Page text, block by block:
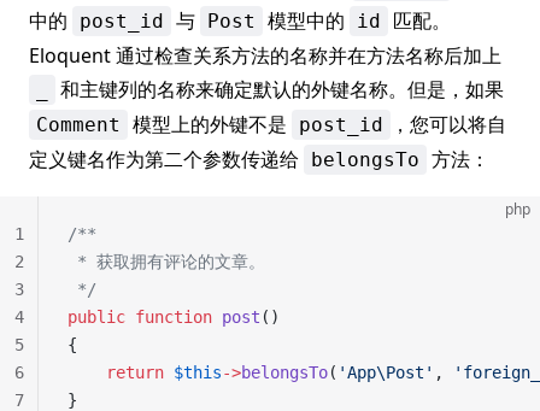
中的
post_id 与 Post 模型中的 id
匹配。
Eloquent 通过检查关系方法的名称并在方法名称后加上
和主键列的名称来确定默认的外键名称。但是，如果
Comment 模型上的外键不是 post_id
，您可以将自
定义键名作为第二个参数传递给 belongsTo 方法：
php
/**
* 获取拥有评论的文章。
*/
public function post ()
{
    return
$this->belongsTo( 'App\Post' ,
}
1
2
3
4
5
6
7